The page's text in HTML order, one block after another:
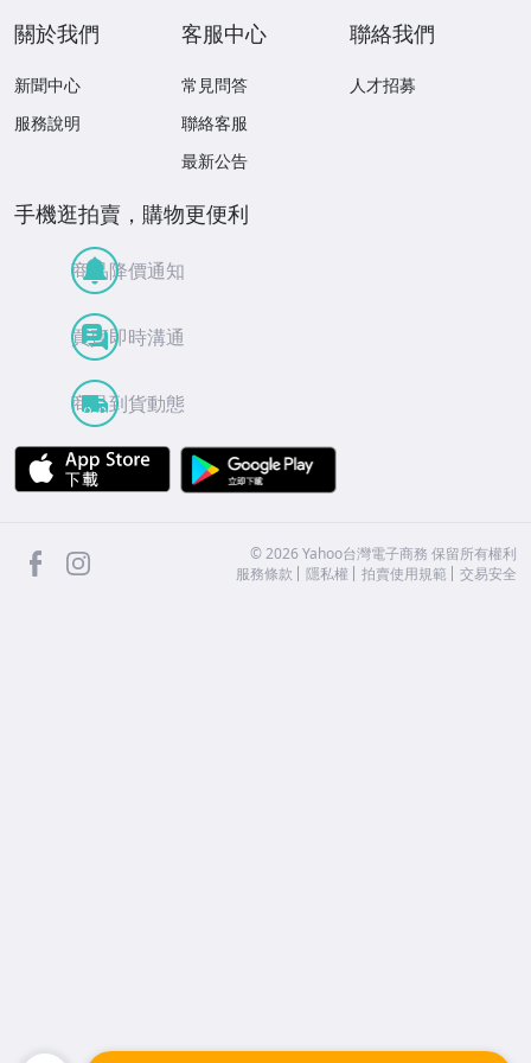
關於我們
新聞中心
服務說明
客服中心
常見問答
聯絡客服
最新公告
聯絡我們
人才招募
手機逛拍賣，購物更便利
商品降價通知
買賣即時溝通
商品到貨動態
APP Store
facebook ©2026 Yahoo台灣電子商務 保留所有權利
服務條款
隱私權 拍賣使用規範 交易安全